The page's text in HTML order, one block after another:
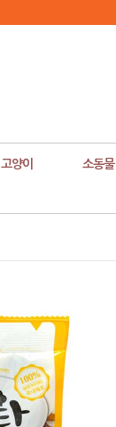
고양이 소동물